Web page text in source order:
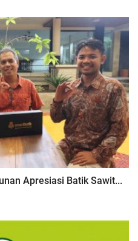
Apresiasi Batik Sawit...